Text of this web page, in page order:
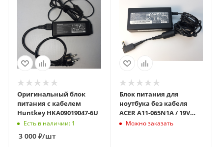
Оригинальный блок
питания с кабелем
Huntkey HKA09019047-6U
Есть в наличии: 1
3 000 ₽/шт
Блок питания для
ноутбука без кабеля
ACER A11-065N1A / 19V
3.42A 65W
Можно заказать